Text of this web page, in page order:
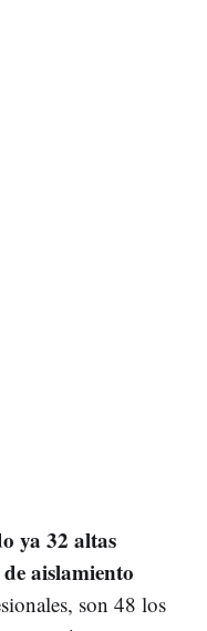
ya 32 altas
aislamiento
son 48 los